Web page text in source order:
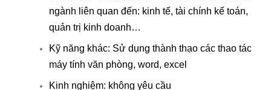
ngành liên quan đến: kinh tế, tài chính kế toán,
quản trị kinh doanh…
Kỹ năng khác: Sử dụng thành thạo các thao tác
máy tính văn phòng, word, excel
Kinh nghiệm: không yêu cầu